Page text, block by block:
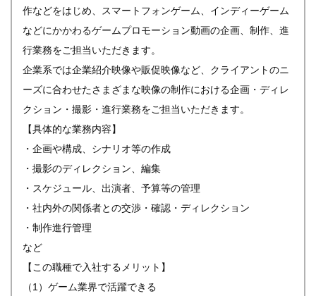
作などをはじめ、スマートフォンゲーム、インディーゲーム
などにかかわるゲームプロモーション動画の企画、制作、進
行業務をご担当いただきます。
企業系では企業紹介映像や販促映像など、クライアントのニ
ーズに合わせたさまざまな映像の制作における企画・ディレ
クション・撮影・進行業務をご担当いただきます。
【具体的な業務内容】
・企画や構成、シナリオ等の作成
・撮影のディレクション、編集
・スケジュール、出演者、予算等の管理
・社内外の関係者との交渉・確認・ディレクション
・制作進行管理
など
【この職種で入社するメリット】
（1）ゲーム業界で活躍できる